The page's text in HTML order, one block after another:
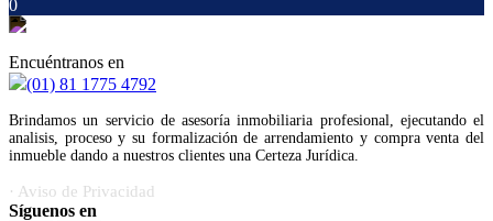
0
Encuéntranos en
(01) 81 1775 4792
Brindamos un servicio de asesoría inmobiliaria profesional, ejecutando el
analisis, proceso y su formalización de arrendamiento y compra venta del
inmueble dando a nuestros clientes una Certeza Jurídica.
· Aviso de Privacidad
Síguenos en